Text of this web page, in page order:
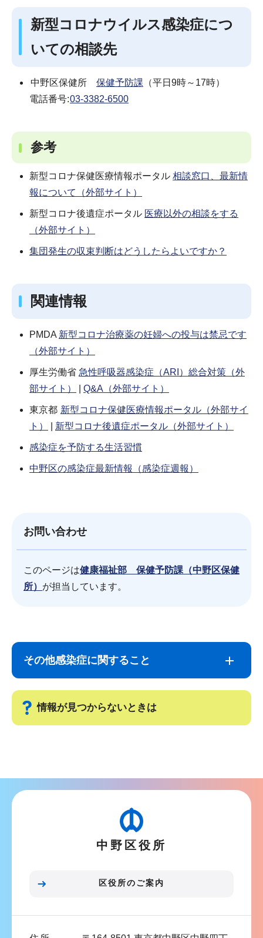
新型コロナウイルス感染症につ
いての相談先
中野区保健所 保健予防課 （平日9時～17時）
電話番号:03-3382-6500
参考
新型コロナ保健医療情報ポータル 相談窓口、最新情
報について（外部サイト）
新型コロナ後遺症ポータル 医療以外の相談をする
（外部サイト）
集団発生の収束判断はどうしたらよいですか？
関連情報
PMDA 新型コロナ治療薬の妊婦への投与は禁忌です
（外部サイト）
厚生労働省 急性呼吸器感染症（ARI）総合対策（外
部サイト）
Q&A（外部サイト）
東京都 新型コロナ保健医療情報ポータル（外部サイ
ト）
新型コロナ後遺症ポータル（外部サイト）
感染症を予防する生活習慣
中野区の感染症最新情報（感染症週報）
お問い合わせ
このページは健康福祉部 保健予防課（中野区保健
所） が担当しています。
こ
で
その他感染症に関すること
情報が見つからないときは
ナ
ビ
中野区役所
区役所のご案内